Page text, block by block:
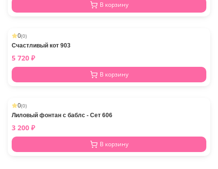
В корзину
0(0)
Счастливый кот 903
5 720 ₽
В корзину
0(0)
Лиловый фонтан с баблс - Сет 606
3 200 ₽
В корзину